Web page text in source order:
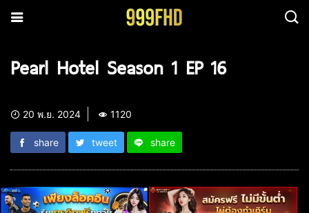
Pearl Hotel Season 1 EP 16
20 พ.ย. 2024 1120
share tweet share